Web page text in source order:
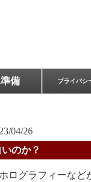
備 プライバシ
04/26
のか？
グラフィーなど